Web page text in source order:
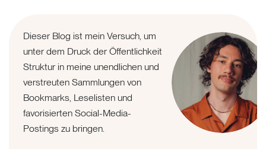
Dieser Blog ist mein Versuch, um
unter dem Druck der Öffentlichkeit
Struktur in meine unendlichen und
verstreuten Sammlungen von
Bookmarks, Leselisten und
favorisierten Social-Media-
Postings zu bringen.